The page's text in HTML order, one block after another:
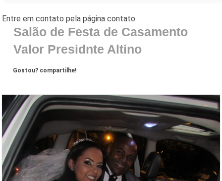
Salão de Festa de Casamento
Valor Presidnte Altino
Gostou? compartilhe!